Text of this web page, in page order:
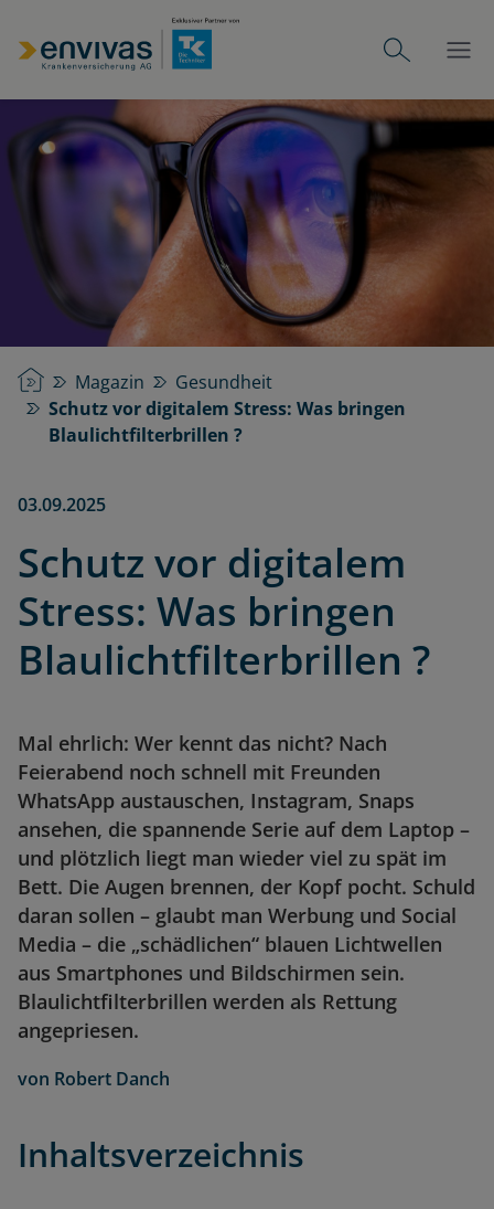
StartseiteMagazin
Gesundheit
Schutz vor digitalem Stress: Was bringen
Blaulichtfilterbrillen ?
03.09.2025
Schutz vor digitalem
Stress: Was bringen
Blaulichtfilterbrillen ?
Mal ehrlich: Wer kennt das nicht? Nach
Feierabend noch schnell mit Freunden
WhatsApp austauschen, Instagram, Snaps
ansehen, die spannende Serie auf dem Laptop –
und plötzlich liegt man wieder viel zu spät im
Bett. Die Augen brennen, der Kopf pocht. Schuld
daran sollen – glaubt man Werbung und Social
Media – die „schädlichen“ blauen Lichtwellen
aus Smartphones und Bildschirmen sein.
Blaulichtfilterbrillen werden als Rettung
angepriesen.
von Robert Danch
Inhaltsverzeichnis